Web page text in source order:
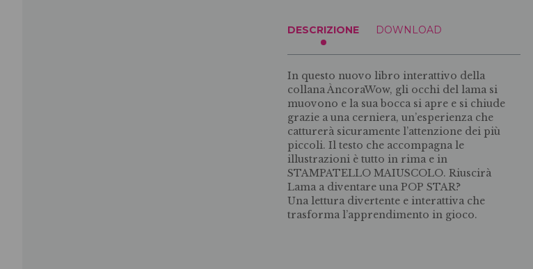
DESCRIZIONE DOWNLOAD
In questo nuovo libro interattivo della
collana ÀncoraWow, gli occhi del lama si
muovono e la sua bocca si apre e si chiude
grazie a una cerniera, un’esperienza che
catturerà sicuramente l’attenzione dei più
piccoli. Il testo che accompagna le
illustrazioni è tutto in rima e in
STAMPATELLO MAIUSCOLO. Riuscirà
Lama a diventare una POP STAR?
Una lettura divertente e interattiva che
trasforma l’apprendimento in gioco.